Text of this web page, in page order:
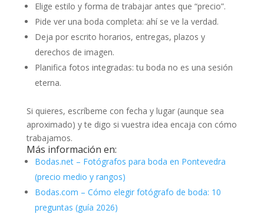
Elige estilo y forma de trabajar antes que “precio”.
Pide ver una boda completa: ahí se ve la verdad.
Deja por escrito horarios, entregas, plazos y
derechos de imagen.
Planifica fotos integradas: tu boda no es una sesión
eterna.
Si quieres, escríbeme con fecha y lugar (aunque sea
aproximado) y te digo si vuestra idea encaja con cómo
trabajamos.
Más información en:
Bodas.net – Fotógrafos para boda en Pontevedra
(precio medio y rangos)
Bodas.com – Cómo elegir fotógrafo de boda: 10
preguntas (guía 2026)